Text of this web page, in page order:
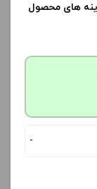
های محصول
-